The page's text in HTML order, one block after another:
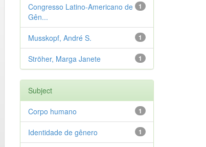
1
Congresso Latino-Americano de
Gên...
1
Musskopf, André S.
1
Ströher, Marga Janete
Subject
1
Corpo humano
1
Identidade de gênero